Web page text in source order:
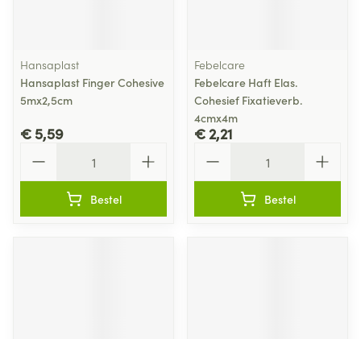
Hansaplast
Hansaplast Finger Cohesive
5mx2,5cm
€ 5,59
Bestel
Febelcare
Febelcare Haft Elas.
Cohesief Fixatieverb.
4cmx4m
€ 2,21
Bestel